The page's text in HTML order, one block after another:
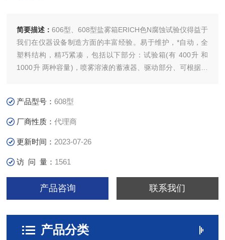
简要描述：606型、608型盐雾箱ERICH色N腐蚀试验仪得益于
我们在仪器设备制造方面的丰富经验。易于维护，*自动，全
塑料结构，精巧紧凑，包括以下部分：试验箱(有 400升 和
1000升 两种容量)，喷雾溶液的蓄液器、驱动部分、可根据不
产品型号：608型
厂商性质：代理商
更新时间： 2023-07-26
访 问 量： 1561
产品咨询 联系我们
产品分类